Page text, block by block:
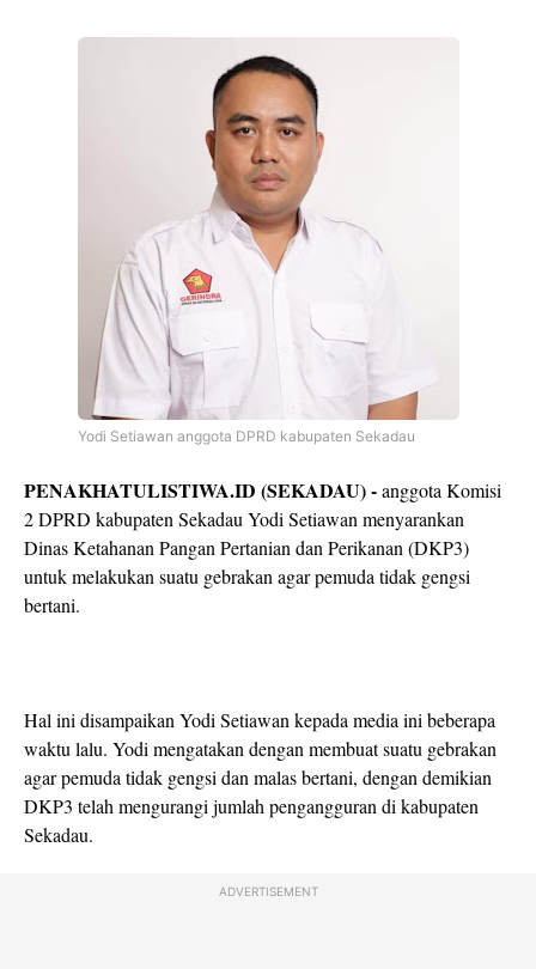
Yodi Setiawan anggota DPRD kabupaten Sekadau
PENAKHATULISTIWA.ID (SEKADAU) -anggota Komisi
2 DPRD kabupaten Sekadau Yodi Setiawan menyarankan
Dinas Ketahanan Pangan Pertanian dan Perikanan (DKP3)
untuk melakukan suatu gebrakan agar pemuda tidak gengsi
bertani.
Hal ini disampaikan Yodi Setiawan kepada media ini beberapa
waktu lalu. Yodi mengatakan dengan membuat suatu gebrakan
agar pemuda tidak gengsi dan malas bertani, dengan demikian
DKP3 telah mengurangi jumlah pengangguran di kabupaten
Sekadau.
ADVERTISEMENT